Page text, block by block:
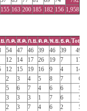
155 163 200 185 182 156 1,958
.ก.ค.ส.ค.ก.ย.ต.ค.พ.ย.ธ.ค.Total
54 47 46 39 46 39
497
12 14 17 26 19 7
173
12 15 19 16 9 4
144
2 3 4 5 8 7
66
5 6 7 4 6 6
56
3 3 3 1 7 6
52
2 3 7 4 6 2
51